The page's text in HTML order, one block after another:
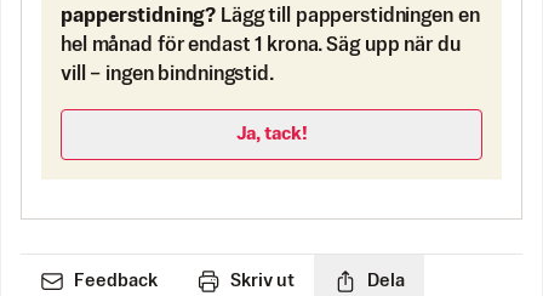
papperstidning? Lägg till papperstidningen en
hel månad för endast 1 krona. Säg upp när du
vill – ingen bindningstid.
Ja, tack!
Feedback Skriv ut Dela